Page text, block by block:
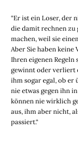
“Er ist ein Loser, der
die damit rechnen zu
machen, weil sie
Aber Sie haben keine
Ihren eigenen
gewinnt oder verliert
ihm sogar egal, ob er
nie etwas gegen ihn
können nie wirklich
aus, ihm aber nicht,
passiert.“